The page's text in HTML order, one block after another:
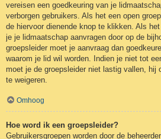
vereisen een goedkeuring van je
verborgen gebruikers. Als het een open
de hiervoor dienende knop te klikken. Als
je je lidmaatschap aanvragen door op de
groepsleider moet je aanvraag dan
waarom je lid wil worden. Indien je niet tot
moet je de groepsleider niet lastig vallen, hij
te weigeren.
Omhoog
Hoe word ik een groepsleider?
Gebruikersgroepen worden door de